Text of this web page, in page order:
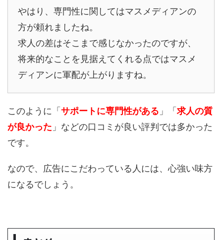
やはり、専門性に関してはマスメディアンの
方が頼れましたね。
求人の差はそこまで感じなかったのですが、
将来的なことを見据えてくれる点ではマスメ
ディアンに軍配が上がりますね。
このように「サポートに専門性がある 」「求人の質
が良かった 」などの口コミが良い評判では多かった
です。
なので、広告にこだわっている人には、心強い味方
になるでしょう。